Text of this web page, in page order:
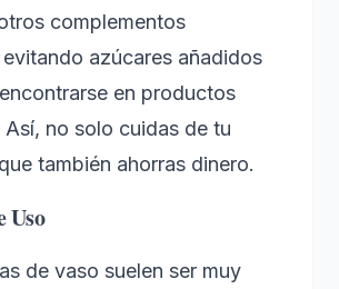
complementos
azúcares añadidos
en productos
Así, no solo cuidas de tu
también ahorras dinero.
Uso
de vaso suelen ser muy